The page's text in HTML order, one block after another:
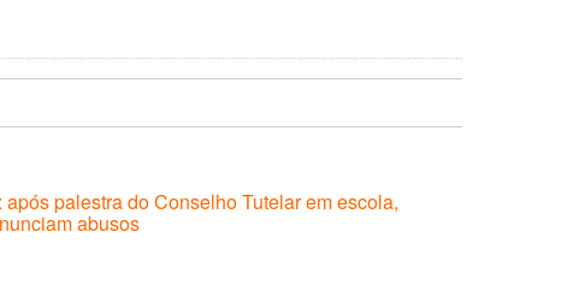
palestra do Conselho Tutelar em escola,
abusos